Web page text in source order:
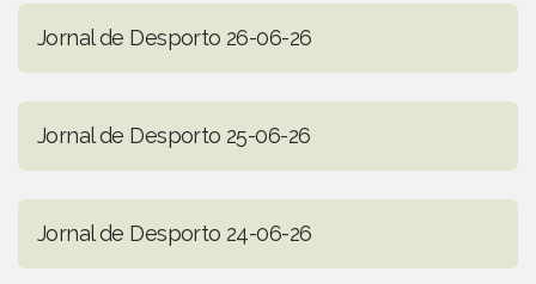
Jornal de Desporto 26-06-26
Jornal de Desporto 25-06-26
Jornal de Desporto 24-06-26